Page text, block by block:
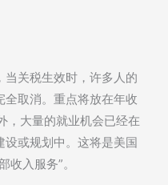
关税生效时，许多人的
取消。重点将放在年收
，大量的就业机会已经在
或规划中。这将是美国
收入服务”。